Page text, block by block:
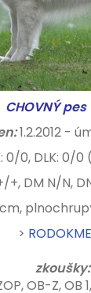
CHOVNÝ pes
1.2.2012 -
0/0, DLK: 0/0
+, DM N/N,
>
zkoušky:
OB-Z,